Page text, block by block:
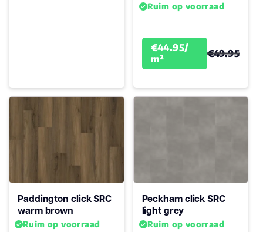
Ruim op voorraad
€44.95/
m²
€49.95
Paddington click SRC
warm brown
Ruim op voorraad
Peckham click SRC
light grey
Ruim op voorraad